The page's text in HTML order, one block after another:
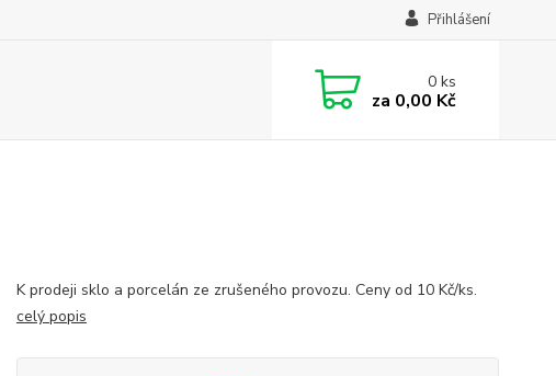
Přihlášení
0ks
za 0,00 Kč
K prodeji sklo a porcelán ze zrušeného provozu. Ceny od 10 Kč/ks.
celý popis